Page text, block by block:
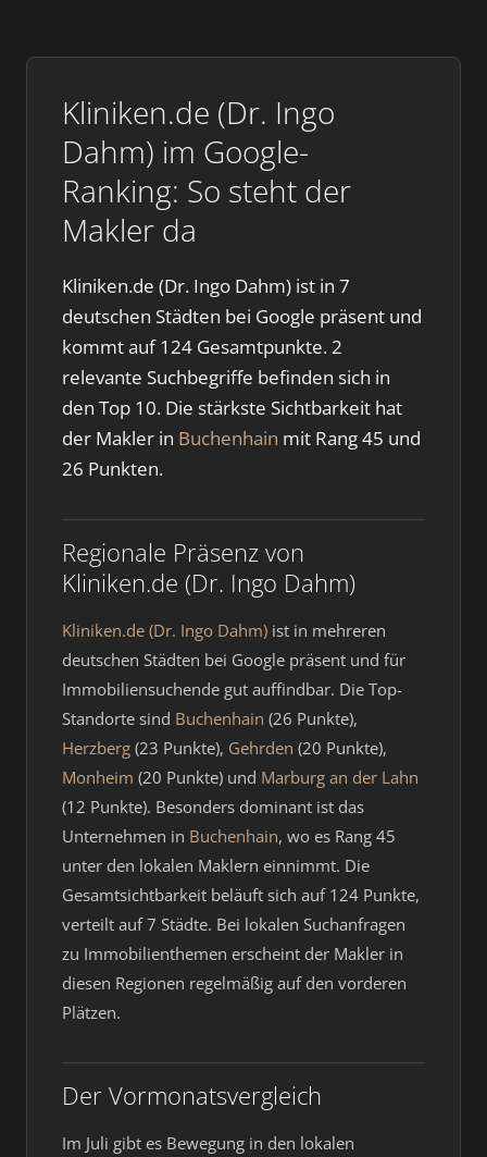
Kliniken.de (Dr. Ingo
Dahm) im Google-
Ranking: So steht der
Makler da
Kliniken.de (Dr. Ingo Dahm) ist in 7
deutschen Städten bei Google präsent und
kommt auf 124 Gesamtpunkte. 2
relevante Suchbegriffe befinden sich in
den Top 10. Die stärkste Sichtbarkeit hat
der Makler in Buchenhain mit Rang 45 und
26 Punkten.
Regionale Präsenz von
Kliniken.de (Dr. Ingo Dahm)
Kliniken.de (Dr. Ingo Dahm) ist in mehreren
deutschen Städten bei Google präsent und für
Immobiliensuchende gut auffindbar. Die Top-
Standorte sind Buchenhain (26 Punkte),
Herzberg (23 Punkte), Gehrden (20 Punkte),
Monheim (20 Punkte) und Marburg an der Lahn
(12 Punkte). Besonders dominant ist das
Unternehmen in Buchenhain, wo es Rang 45
unter den lokalen Maklern einnimmt. Die
Gesamtsichtbarkeit beläuft sich auf 124 Punkte,
verteilt auf 7 Städte. Bei lokalen Suchanfragen
zu Immobilienthemen erscheint der Makler in
diesen Regionen regelmäßig auf den vorderen
Plätzen.
Der Vormonatsvergleich
Im Juli gibt es Bewegung in den lokalen